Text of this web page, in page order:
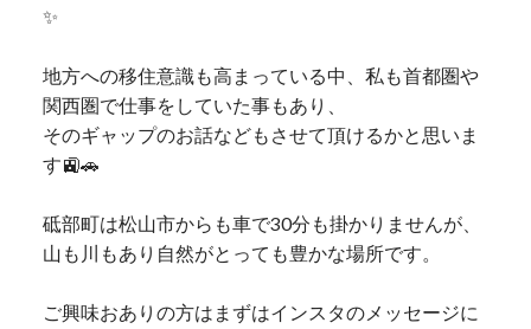
✨
地方への移住意識も高まっている中、私も首都圏や
関西圏で仕事をしていた事もあり、
そのギャップのお話などもさせて頂けるかと思いま
す🚉🚗
砥部町は松山市からも車で30分も掛かりませんが、
山も川もあり自然がとっても豊かな場所です。
ご興味おありの方はまずはインスタのメッセージに